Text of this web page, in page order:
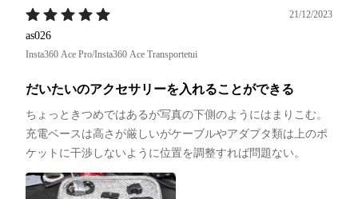
21/12/2023
as026
Insta360 Ace Pro/Insta360 Ace Transportetui
だいたいのアクセサリーを入れることができる
ちょっときつめではあるが写真の下側のようにはまりこむ。
充電ベースは高さが厳しいがケーブルやアダプタ類は上のポ
ケットに干渉しないように位置を調整すれば問題ない。